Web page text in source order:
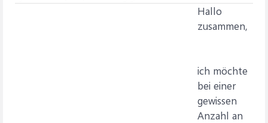
Hallo
zusammen,
ich möchte
bei einer
gewissen
Anzahl an